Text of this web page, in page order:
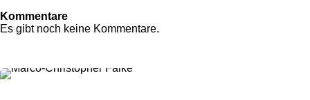
Kommentare
Es gibt noch keine Kommentare.